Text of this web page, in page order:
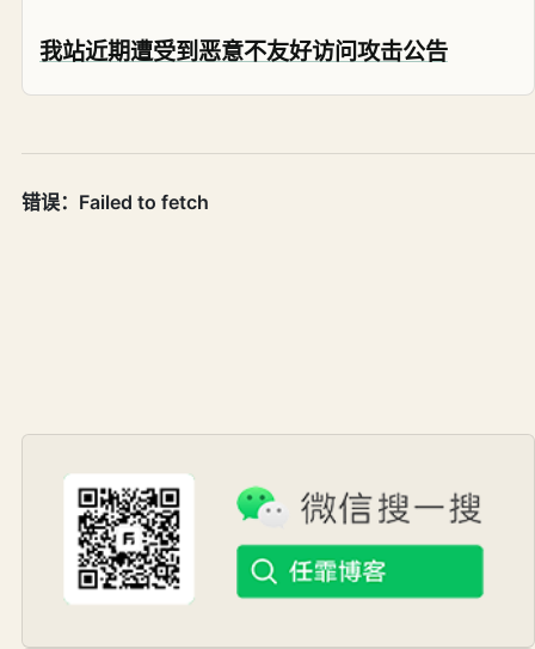
我站近期遭受到恶意不友好访问攻击公告